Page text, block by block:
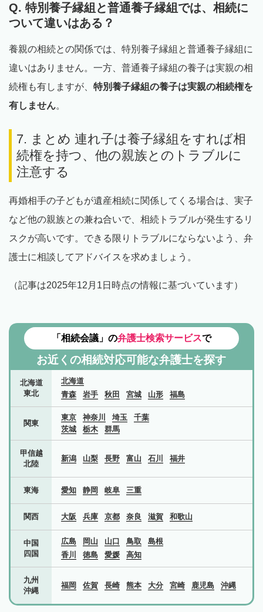
Q. 特別養子縁組と普通養子縁組では、相続に
ついて違いはある？
養親の相続との関係では、特別養子縁組と普通養子縁組に
違いはありません。一方、普通養子縁組の養子は実親の相
続権も有しますが、 特別養子縁組の養子は実親の相続権を
有しません。
7. まとめ 連れ子は養子縁組をすれば相
続権を持つ、他の親族とのトラブルに
注意する
再婚相手の子どもが遺産相続に関係してくる場合は、実子
など他の親族との兼ね合いで、相続トラブルが発生するリ
スクが高いです。できる限りトラブルにならないよう、弁
護士に相談してアドバイスを求めましょう。
（記事は2025年12月1日時点の情報に基づいています）
「相続会議」の弁護士検索サービスで
お近くの相続対応可能な弁護士を探す
北海道
東北
北海道
青森
岩手 秋田 宮城 山形 福島
関東
東京 神奈川 埼玉
千葉
茨城
栃木 群馬
甲信越
北陸
新潟 山梨 長野 富山 石川 福井
東海 愛知 静岡 岐阜 三重
関西 大阪 兵庫 京都 奈良 滋賀 和歌山
中国
四国
広島 岡山 山口 鳥取
島根
香川
徳島 愛媛 高知
九州
沖縄
福岡 佐賀 長崎 熊本 大分 宮崎 鹿児島 沖縄